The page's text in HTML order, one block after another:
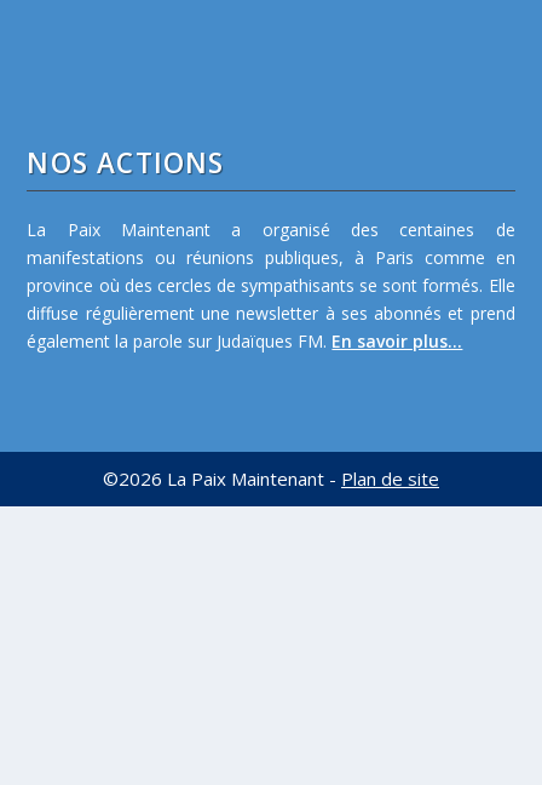
NOS ACTIONS
La Paix Maintenant a organisé des centaines de
manifestations ou réunions publiques, à Paris comme en
province où des cercles de sympathisants se sont formés. Elle
diffuse régulièrement une newsletter à ses abonnés et prend
également la parole sur Judaïques FM. En savoir plus...
©2026 La Paix Maintenant - Plan de site